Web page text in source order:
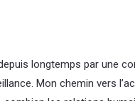
longtemps par une
Mon chemin vers